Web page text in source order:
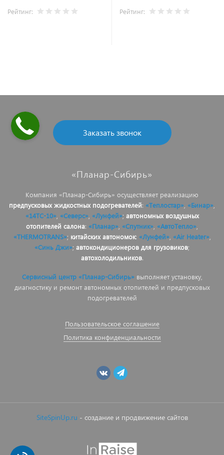
Рейтинг: Рейтинг:
Заказать звонок
«Планар-Сибирь»
Компания «Планар-Сибирь» осуществляет реализацию
предпусковых жидкостных подогревателей: «Теплостар» «Бинар»
«14ТС-10», «Северс», «Лунфей»; автономных воздушных
отопителей салона: «Планар» «Спутник» «АвтоТепло»
«THERMOTRANS»; китайских автономок: «Лунфей», «Air Heater»,
«Синь Джи»; автокондиционеров для грузовиков;
автохолодильников.
Сервисный центр «Планар-Сибирь»выполняет установку,
диагностику и ремонт автономных отопителей и предпусковых
подогревателей
Пользовательское соглашение
Политика конфиденциальности
SiteSpinUp.ru - создание и продвижение сайтов